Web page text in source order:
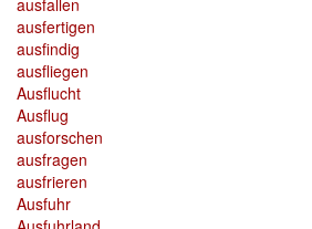
ausfertigen
ausfindig
ausfliegen
Ausflucht
Ausflug
ausforschen
ausfragen
ausfrieren
Ausfuhr